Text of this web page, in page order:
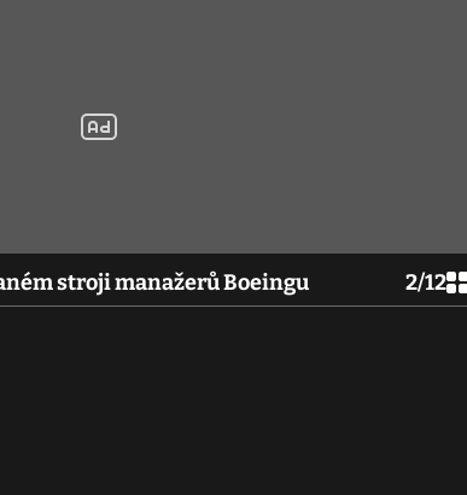
stroji manažerů Boeingu
2/12